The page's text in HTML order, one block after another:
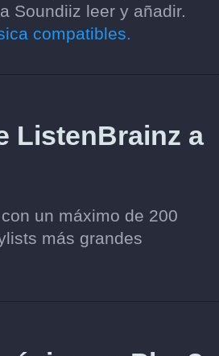
Soundiiz leer y añadir.
compatibles.
ListenBrainz a
un máximo de 200
más grandes